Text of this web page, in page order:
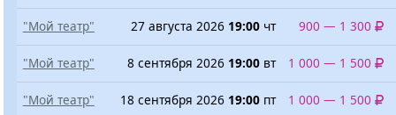
"Мой театр" 27 августа 2026 19:00 чт 900 — 1 300
"Мой театр" 8 сентября 2026 19:00 вт 1 000 — 1 500
"Мой театр" 18 сентября 2026 19:00 пт 1 000 — 1 500